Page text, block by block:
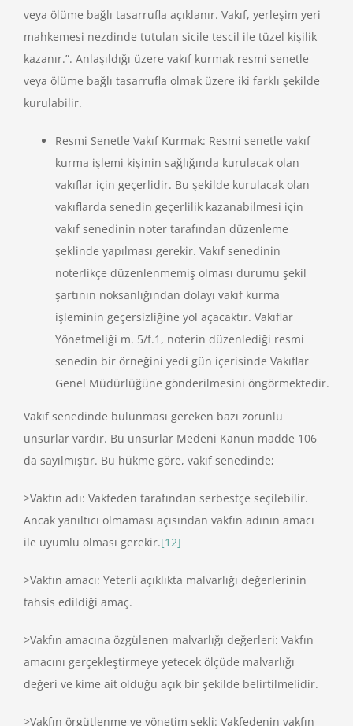
veya ölüme bağlı tasarrufla açıklanır. Vakıf, yerleşim yeri
mahkemesi nezdinde tutulan sicile tescil ile tüzel kişilik
kazanır.”. Anlaşıldığı üzere vakıf kurmak resmi senetle
veya ölüme bağlı tasarrufla olmak üzere iki farklı şekilde
kurulabilir.
Resmi Senetle Vakıf Kurmak: Resmi senetle vakıf
kurma işlemi kişinin sağlığında kurulacak olan
vakıflar için geçerlidir. Bu şekilde kurulacak olan
vakıflarda senedin geçerlilik kazanabilmesi için
vakıf senedinin noter tarafından düzenleme
şeklinde yapılması gerekir. Vakıf senedinin
noterlikçe düzenlenmemiş olması durumu şekil
şartının noksanlığından dolayı vakıf kurma
işleminin geçersizliğine yol açacaktır. Vakıflar
Yönetmeliği m. 5/f.1, noterin düzenlediği resmi
senedin bir örneğini yedi gün içerisinde Vakıflar
Genel Müdürlüğüne gönderilmesini öngörmektedir.
Vakıf senedinde bulunması gereken bazı zorunlu
unsurlar vardır. Bu unsurlar Medeni Kanun madde 106
da sayılmıştır. Bu hükme göre, vakıf senedinde;
>Vakfın adı: Vakfeden tarafından serbestçe seçilebilir.
Ancak yanıltıcı olmaması açısından vakfın adının amacı
ile uyumlu olması gerekir.[12]
>Vakfın amacı: Yeterli açıklıkta malvarlığı değerlerinin
tahsis edildiği amaç.
>Vakfın amacına özgülenen malvarlığı değerleri: Vakfın
amacını gerçekleştirmeye yetecek ölçüde malvarlığı
değeri ve kime ait olduğu açık bir şekilde belirtilmelidir.
>Vakfın örgütlenme ve yönetim şekli: Vakfedenin vakfın